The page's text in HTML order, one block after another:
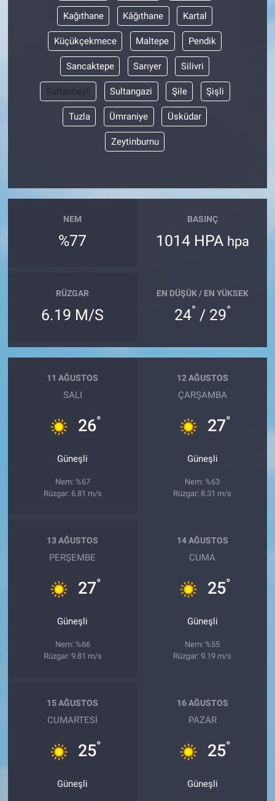
Kağıthane Kâğıthane Kartal
Küçükçekmece Maltepe Pendik
Sancaktepe Sarıyer Silivri
Sultanbeyli Sultangazi Şile Şişli
Tuzla Ümraniye Üsküdar
Zeytinburnu
NEM
%77
BASINÇ
1014 HPA hpa
RÜZGAR
6.19 M/S
EN DÜŞÜK / EN YÜKSEK
24° / 29°
11 AĞUSTOS
SALI
26°
Güneşli
Nem: %67
Rüzgar: 6.81 m/s
12 AĞUSTOS
ÇARŞAMBA
27°
Güneşli
Nem: %63
Rüzgar: 8.31 m/s
13 AĞUSTOS
PERŞEMBE
27°
Güneşli
Nem: %66
Rüzgar: 9.81 m/s
14 AĞUSTOS
CUMA
25°
Güneşli
Nem: %55
Rüzgar: 9.19 m/s
15 AĞUSTOS
CUMARTESI
25°
Güneşli
16 AĞUSTOS
PAZAR
25°
Güneşli